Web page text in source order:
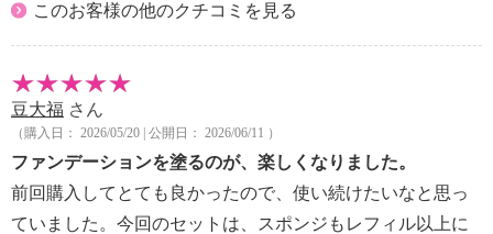
このお客様の他のクチコミを見る
豆大福 さん
（購入日： 2026/05/20 | 公開日： 2026/06/11 ）
ファンデーションを塗るのが、楽しくなりました。
前回購入してとても良かったので、使い続けたいなと思っ
ていました。今回のセットは、スポンジもレフィル以上に